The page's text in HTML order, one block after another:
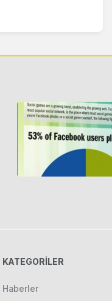
KATEGORILER
Haberler